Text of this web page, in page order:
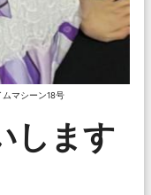
ムマシーン18号
します